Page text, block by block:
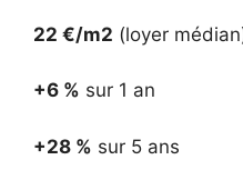
22 €/m2 (loyer
+6 % sur 1 an
+28 % sur 5 ans